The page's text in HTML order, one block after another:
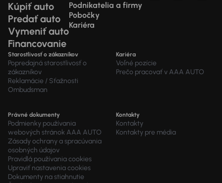
Kúpiť auto
Predať auto
Vymeniť auto
Financovanie
Podnikatelia a firmy
Pobočky
Kariéra
Starostlivosť o zákazníkov
Popredajná starostlivosť o
zákazníkov
Reklamácie / Sťažnosti
Ombudsman
Kariéra
Voľné pozície
Prečo pracovať v AAA AUTO
Právné dokumenty
Podmienky používania
webových stránok AAA AUTO
Zásady ochrany a spracúvania
osobných údajov
Pravidlá používania cookies
Upraviť nastavenia cookies
Dokumenty na stiahnutie
Kontakty
Kontakty
Kontakty pre média